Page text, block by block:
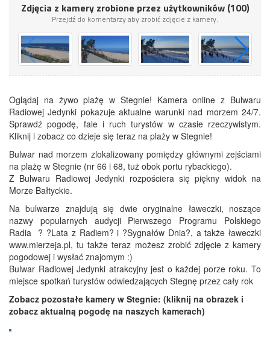
Zdjęcia z kamery zrobione przez użytkowników (100)
Przejdź do komentarzy aby zrobić zdjęcie z kamery.
Oglądaj na żywo plażę w Stegnie! Kamera online z Bulwaru
Radiowej Jedynki pokazuje aktualne warunki nad morzem 24/7.
Sprawdź pogodę, fale i ruch turystów w czasie rzeczywistym.
Kliknij i zobacz co dzieje się teraz na plaży w Stegnie!
Bulwar nad morzem zlokalizowany pomiędzy głównymi zejściami
na plażę w Stegnie (nr 66 i 68, tuż obok portu rybackiego).
Z Bulwaru Radiowej Jedynki rozpościera się piękny widok na
Morze Bałtyckie.
Na bulwarze znajdują się dwie oryginalne ławeczki, noszące
nazwy popularnych audycji Pierwszego Programu Polskiego
Radia ? ?Lata z Radiem? i ?Sygnałów Dnia?, a także ławeczki
www.mierzeja.pl, tu także teraz możesz zrobić zdjęcie z kamery
pogodowej i wysłać znajomym :)
Bulwar Radiowej Jedynki atrakcyjny jest o każdej porze roku. To
miejsce spotkań turystów odwiedzających Stegnę przez cały rok
Zobacz pozostałe kamery w Stegnie: (kliknij na obrazek i
zobacz aktualną pogodę na naszych kamerach)